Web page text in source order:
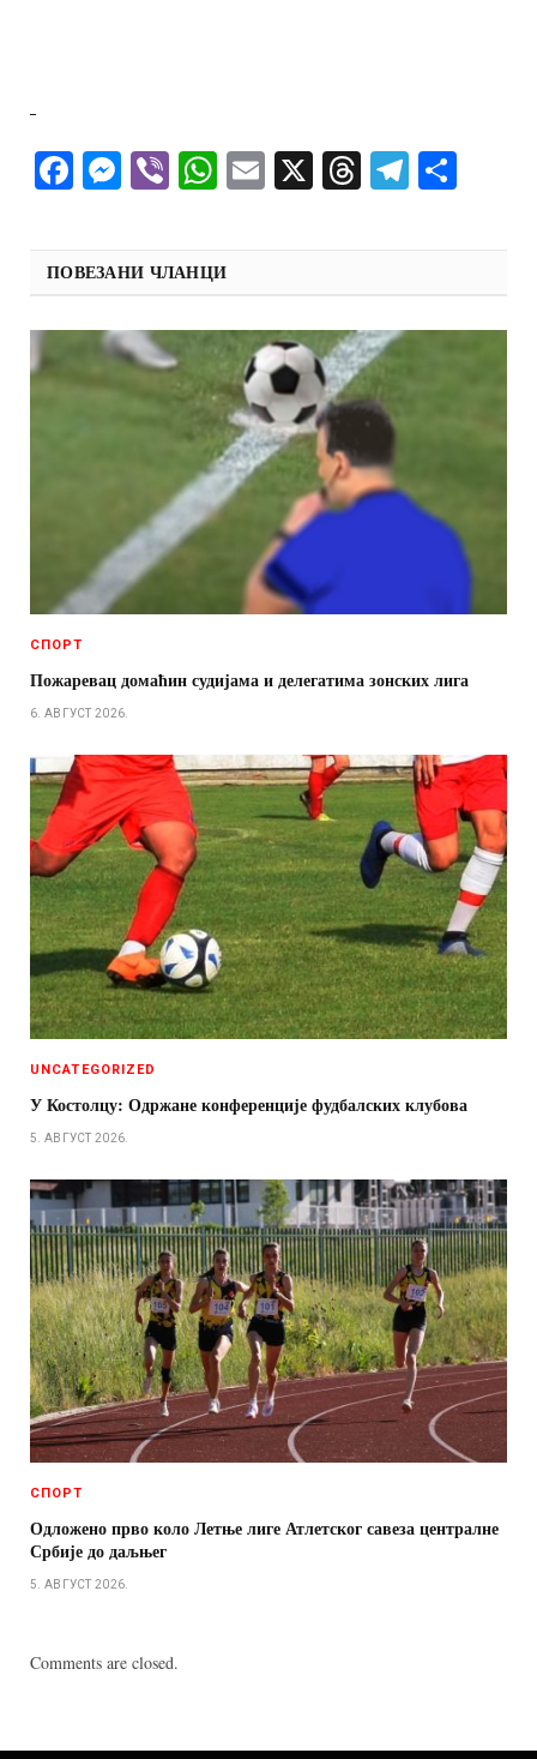
Facebook
Messenger
ViberWhatsApp
Email
X Threads
ПОВЕЗАНИ ЧЛАНЦИ
СПОРТ
Пожаревац домаћин судијама и делегатима зонских лига
6. АВГУСТ 2026.
UNCATEGORIZED
У Костолцу: Одржане конференције фудбалских клубова
5. АВГУСТ 2026.
СПОРТ
Одложено прво коло Летње лиге Атлетског савеза централне
Србије до даљњег
5. АВГУСТ 2026.
Comments are closed.